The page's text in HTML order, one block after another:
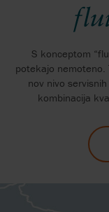
S konceptom
potekajo nemoteno.
nov nivo
kombinacija